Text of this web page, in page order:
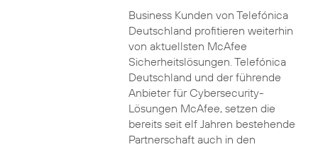
Business Kunden von Telefónica
Deutschland profitieren weiterhin
von aktuellsten McAfee
Sicherheitslösungen. Telefónica
Deutschland und der führende
Anbieter für Cybersecurity-
Lösungen McAfee, setzen die
bereits seit elf Jahren bestehende
Partnerschaft auch in den